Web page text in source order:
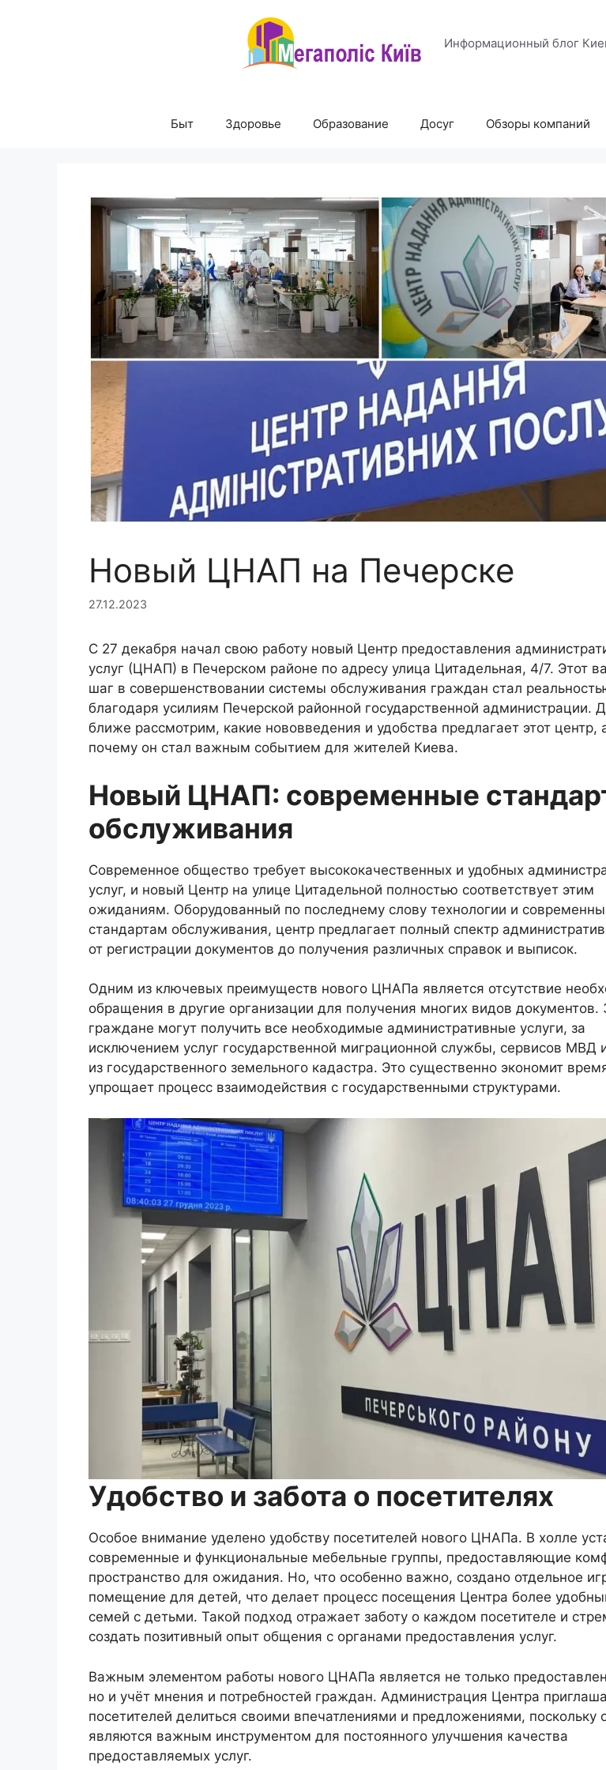
Информационный блог
Быт Здоровье Образование Досуг Обзоры компаний
Новый ЦНАП на Печерске
27.12.2023
С 27 декабря начал свою работу новый Центр предоставления
услуг (ЦНАП) в Печерском районе по адресу улица Цитадельная, 4/7. Этот
шаг в совершенствовании системы обслуживания граждан стал
благодаря усилиям Печерской районной государственной администрации.
ближе рассмотрим, какие нововведения и удобства предлагает этот центр,
почему он стал важным событием для жителей Киева.
Новый ЦНАП: современные
обслуживания
Современное общество требует высококачественных и удобных
услуг, и новый Центр на улице Цитадельной полностью соответствует этим
ожиданиям. Оборудованный по последнему слову технологии и
стандартам обслуживания, центр предлагает полный спектр
от регистрации документов до получения различных справок и выписок.
Одним из ключевых преимуществ нового ЦНАПа является отсутствие
обращения в другие организации для получения многих видов документов.
граждане могут получить все необходимые административные услуги, за
исключением услуг государственной миграционной службы, сервисов МВД
из государственного земельного кадастра. Это существенно экономит
упрощает процесс взаимодействия с государственными структурами.
Удобство и забота о посетителях
Особое внимание уделено удобству посетителей нового ЦНАПа. В холле
современные и функциональные мебельные группы, предоставляющие
пространство для ожидания. Но, что особенно важно, создано отдельное
помещение для детей, что делает процесс посещения Центра более
семей с детьми. Такой подход отражает заботу о каждом посетителе и
создать позитивный опыт общения с органами предоставления услуг.
Важным элементом работы нового ЦНАПа является не только
но и учёт мнения и потребностей граждан. Администрация Центра
посетителей делиться своими впечатлениями и предложениями, поскольку
являются важным инструментом для постоянного улучшения качества
предоставляемых услуг.